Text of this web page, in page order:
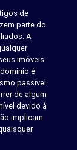
de
parte do
A
imóveis
é
passível
de algum
devido à
implicam